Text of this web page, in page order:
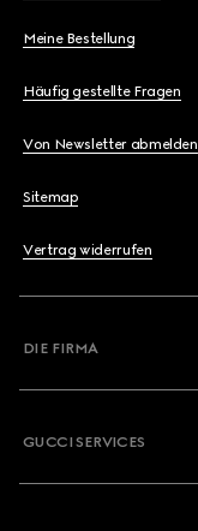
Meine Bestellung
Häufig gestellte Fragen
Von Newsletter abmelden
Sitemap
Vertrag widerrufen
DIE FIRMA
GUCCI SERVICES